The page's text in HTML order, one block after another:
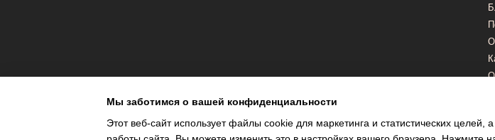
Мы заботимся о вашей конфиденциальности
Этот веб-сайт использует файлы cookie для маркетинга и статистических целей,